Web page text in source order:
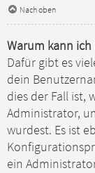
Nach oben
Warum kann
Dafür gibt es
dein
dies der Fall ist,
Administrator,
wurdest. Es ist
ein